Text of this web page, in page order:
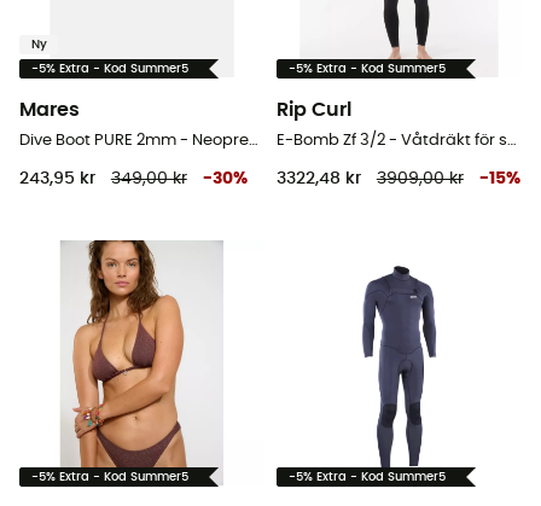
Ny
-5% Extra - Kod Summer5
Mares
243,95 kr 349,00 kr -30%
-5% Extra - Kod Summer5
Rip Curl
3322,48 kr 3909,00 kr -15%
-5% Extra - Kod Summer5 -5% Extra - Kod Summer5